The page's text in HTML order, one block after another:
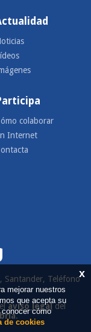
colaborar
Internet
Santander, Teléfono
aviso legaldel
.
x
mejorar nuestros
que acepta su
cómo
de cookies